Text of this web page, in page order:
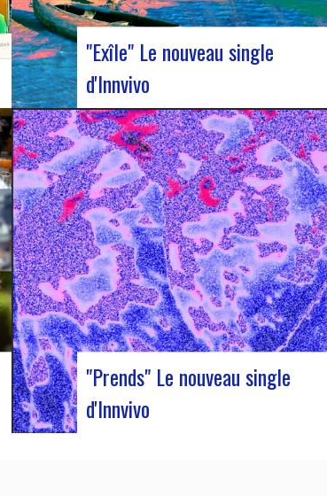
"Exîle" Le nouveau single
d'Innvivo
Le 12 octobre 2023 a été marqué par la
sortie du nouveau single d’Innvivo, intitulé
« Exile ». Un morceau aux airs introspectifs,
qui vous permet de vous plonger dans
l’univers philosophique & mélancolique du
duo bordelais. « Exile » débute avec une
tonalité introspective, invitant l’auditeur à
s’aventurer…
"Prends" Le nouveau single
d'Innvivo